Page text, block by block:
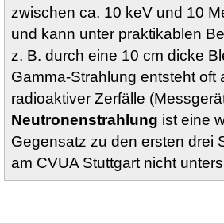
zwischen ca. 10 keV und 10
und kann unter praktikablen
z. B. durch eine 10 cm dicke
Gamma-Strahlung entsteht
radioaktiver Zerfälle
Neutronenstrahlung ist eine
Gegensatz zu den ersten drei
am CVUA Stuttgart nicht